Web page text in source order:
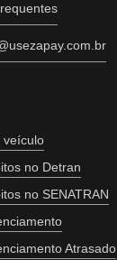
veículo
no Detran
no SENATRAN
Atrasado